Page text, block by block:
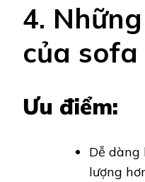
4.
của sofa
Ưu điểm:
Dễ
lượng